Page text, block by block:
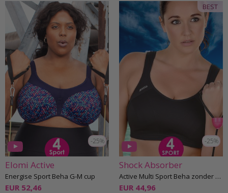
-25%
Elomi Active
Energise Sport Beha G-M cup
EUR 52,46
-25%
BEST
Shock Absorber
Active Multi Sport Beha zonder beugel F-L cup
EUR 44,96